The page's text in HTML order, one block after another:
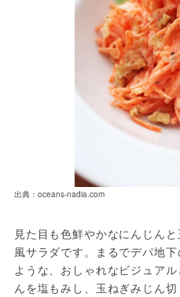
出典：oceans-nadia.com
見た目も色鮮やかなにんじん
風サラダです。まるでデパ地
ような、おしゃれなビジュア
んを塩もみし、玉ねぎみじん